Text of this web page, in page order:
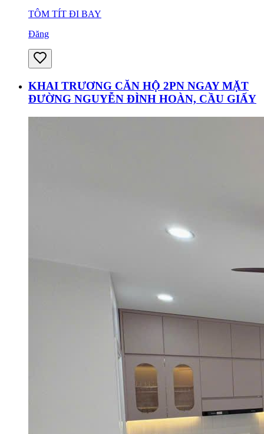
TÔM TÍT ĐI BAY
Đăng
KHAI TRƯƠNG CĂN HỘ 2PN NGAY MẶT
ĐƯỜNG NGUYỄN ĐÌNH HOÀN, CẦU GIẤY